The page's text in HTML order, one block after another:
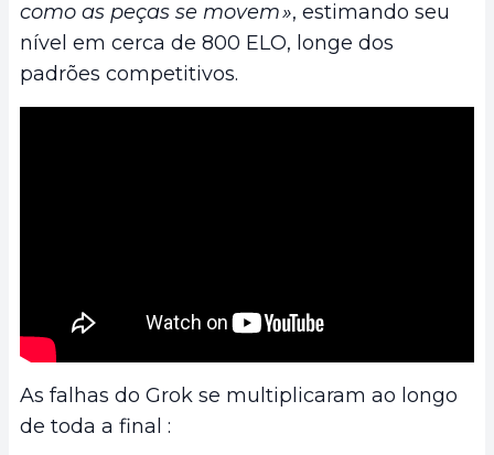
como as peças se movem », estimando seu
nível em cerca de 800 ELO, longe dos
padrões competitivos.
As falhas do Grok se multiplicaram ao longo
de toda a final :